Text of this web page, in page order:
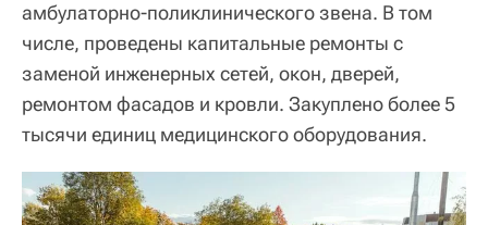
амбулаторно-поликлинического звена. В том
числе, проведены капитальные ремонты с
заменой инженерных сетей, окон, дверей,
ремонтом фасадов и кровли. Закуплено более 5
тысячи единиц медицинского оборудования.